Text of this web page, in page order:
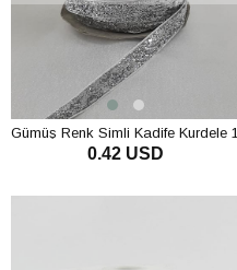
Gümüş Renk Simli Kadife Kurdele 1
cm
0.42 USD